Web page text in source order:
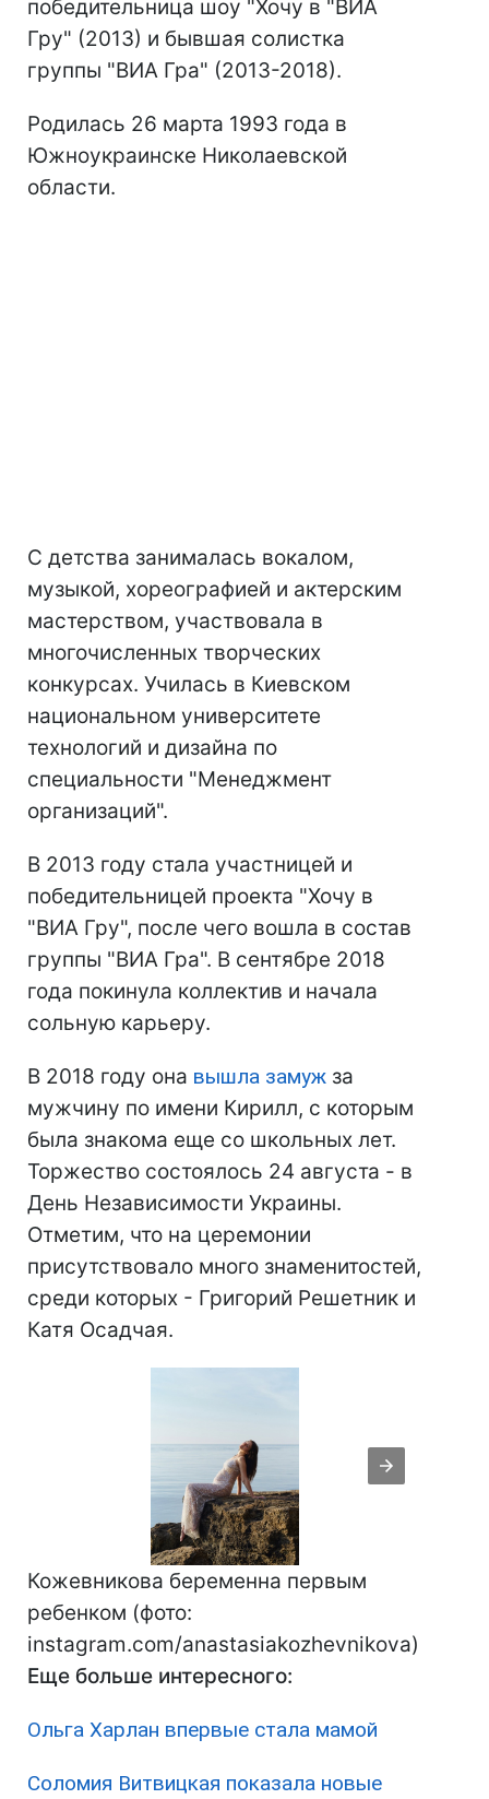
победительница шоу "Хочу в "ВИА
Гру" (2013) и бывшая солистка
группы "ВИА Гра" (2013-2018).
Родилась 26 марта 1993 года в
Южноукраинске Николаевской
области.
С детства занималась вокалом,
музыкой, хореографией и актерским
мастерством, участвовала в
многочисленных творческих
конкурсах. Училась в Киевском
национальном университете
технологий и дизайна по
специальности "Менеджмент
организаций".
В 2013 году стала участницей и
победительницей проекта "Хочу в
"ВИА Гру", после чего вошла в состав
группы "ВИА Гра". В сентябре 2018
года покинула коллектив и начала
сольную карьеру.
В 2018 году она вышла замуж за
мужчину по имени Кирилл, с которым
была знакома еще со школьных лет.
Торжество состоялось 24 августа - в
День Независимости Украины.
Отметим, что на церемонии
присутствовало много знаменитостей,
среди которых - Григорий Решетник и
Катя Осадчая.
Кожевникова беременна первым
ребенком (фото:
instagram.com/anastasiakozhevnikova)
Еще больше интересного:
Ольга Харлан впервые стала мамой
Соломия Витвицкая показала новые